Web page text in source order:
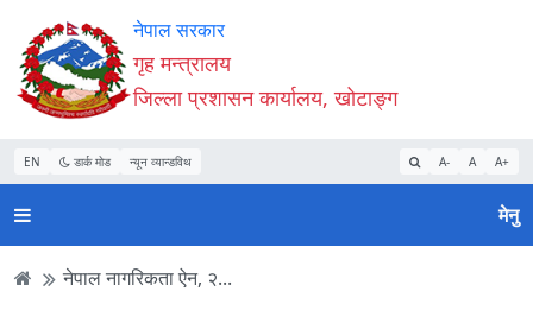
Accessibility
Mode
सुरु
गर्नुहोस्
सामाग्री
पढ्नुहाेस्
नेभिगेसन
पढ्नुहाेस्
वेबसाइट
खोजमा
जानुहोस्
नेपाल सरकार
गृह मन्त्रालय
जिल्ला प्रशासन कार्यालय, खोटाङ्ग
EN डार्क मोड न्यून व्यान्डविथ A- A A+
मेनु
नेपाल नागरिकता ऐन, २...